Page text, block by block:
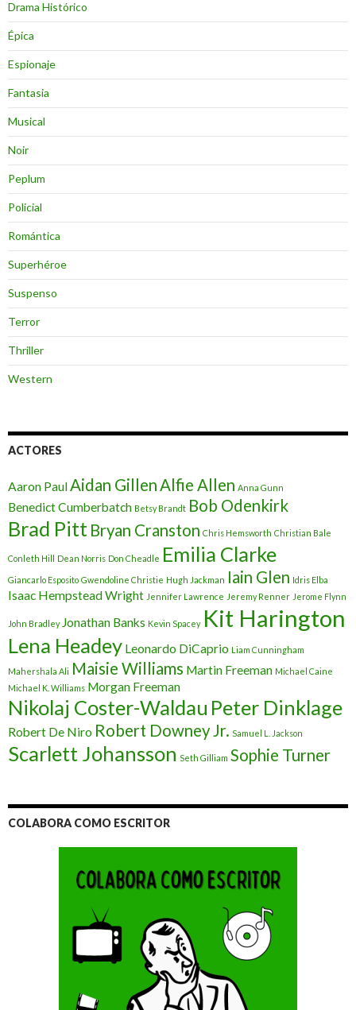
Drama Histórico
Épica
Espionaje
Fantasia
Musical
Noir
Peplum
Policial
Romántica
Superhéroe
Suspenso
Terror
Thriller
Western
ACTORES
Aaron PaulAidan GillenAlfie Allen Anna Gunn
Benedict Cumberbatch Betsy Brandt Bob Odenkirk
Brad Pitt Bryan Cranston Chris Hemsworth Christian Bale
Conleth Hill Dean Norris Don Cheadle Emilia Clarke
Giancarlo Esposito Gwendoline Christie Hugh Jackman Iain Glen Idris Elba
Isaac Hempstead Wright Jennifer Lawrence Jeremy Renner Jerome Flynn
John Bradley Jonathan Banks Kevin Spacey Kit Harington
Lena Headey Leonardo DiCaprio Liam Cunningham
Mahershala Ali Maisie Williams Martin Freeman Michael Caine
Michael K. Williams Morgan Freeman
Nikolaj Coster-Waldau Peter Dinklage
Robert De Niro Robert Downey Jr. Samuel L. Jackson
Scarlett Johansson Seth Gilliam Sophie Turner
COLABORA COMO ESCRITOR